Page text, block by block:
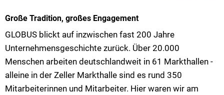
Große Tradition, großes Engagement
GLOBUS blickt auf inzwischen fast 200 Jahre
Unternehmensgeschichte zurück. Über 20.000
Menschen arbeiten deutschlandweit in 61 Markthallen -
alleine in der Zeller Markthalle sind es rund 350
Mitarbeiterinnen und Mitarbeiter. Hier waren wir am